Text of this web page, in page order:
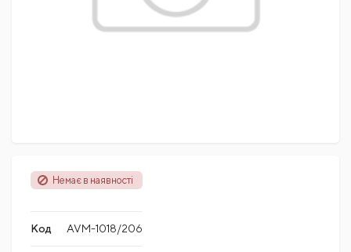
Немає в наявності
Код AVM-1018/206